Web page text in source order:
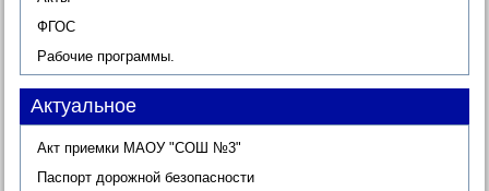
ФГОС
Рабочие программы.
Актуальное
Акт приемки МАОУ "СОШ №3"
Паспорт дорожной безопасности